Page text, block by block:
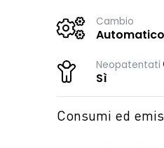
Cambio
Automatico
Neopatentati
Sì
Consumi ed